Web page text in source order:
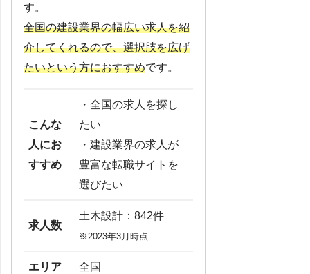
す。
全国の建設業界の幅広い求人を紹
介してくれるので、選択肢を広げ
たいという方におすすめです。
こんな
人にお
すすめ
・全国の求人を探し
たい
・建設業界の求人が
豊富な転職サイトを
選びたい
求人数
土木設計：842件
※2023年3月時点
エリア 全国